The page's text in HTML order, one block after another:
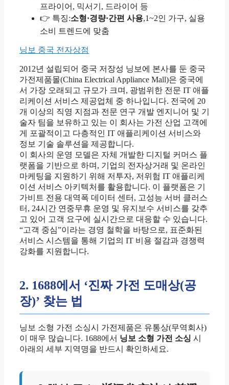
프라이어, 믹서기, 드라이어 등
👉 특징:소형·경량·간편 사용,1~2인 가구, 실용
소비 트렌드에 맞춤
닝보 중국 전자상점
2012년 설립되어 중국 저장성 닝보에 본사를 둔 중국
가전제품몰(China Electrical Appliance Mall)은 중국에
서 가장 오래되고 규모가 크며, 광범위한 전문 IT 애플
리케이션 서비스 제공업체 중 하나입니다. 전국에 20
개 이상의 직영 지점과 전문 연구 개발 엔지니어 및 기
술자 팀을 보유하고 있는 이 회사는 가전 산업 고객에
게 포괄적이고 다층적인 IT 애플리케이션 서비스와
정보 기술 솔루션을 제공합니다.
이 회사의 운영 모델은 자체 개발한 디지털 커머스 플
랫폼을 기반으로 하며, 기업의 전자상거래 및 온라인
마케팅을 지원하기 위해 저투자, 저위험 IT 애플리케
이션 서비스 아키텍처를 활용합니다. 이 플랫폼은 기
가비트 전용 대역폭 데이터 센터, 고성능 서버 클러스
터, 24시간 연중무휴 운영 및 유지보수 서비스를 갖추
고 있어 고객 요구에 실시간으로 대응할 수 있습니다.
“고객 중심”이라는 경영 철학을 바탕으로, 표준화된
서비스 시스템을 통해 기업의 IT 비용 절감과 경쟁력
강화를 지원합니다.
2. 1688에서 ‘진짜 가전 도매상(공
장)’ 찾는 법
닝보 소형 가전 소싱시 가전제품은 유통상(무역회사)
이 매우 많습니다. 1688에서 닝보 소형 가전 소싱 시
아래의 세부 지역명을 반드시 확인하세요.